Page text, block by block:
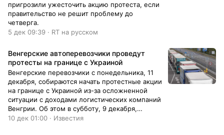
пригрозили ужесточить акцию протеста, если
правительство не решит проблему до
четверга.
5 дек 09:39 · RT на русском
Венгерские автоперевозчики проведут
протесты на границе с Украиной
Венгерские перевозчики с понедельника, 11
декабря, собираются начать протестные акции
на границе с Украиной из-за осложненной
ситуации с доходами логистических компаний
Венгрии. Об этом в субботу, 9 декабря,
сообщило агентство MTI со ссылкой на
10 дек 01:00 · Известия